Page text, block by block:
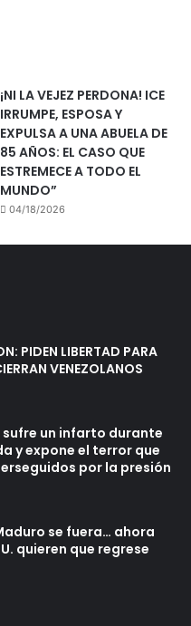
¡NI LA VEJEZ PERDONA! ICE
IRRUMPE, ESPOSA Y
EXPULSA A UNA ABUELA DE
85 AÑOS: EL CASO QUE
ESTREMECE A TODO EL
MUNDO”
04/18/2026
PIDEN LIBERTAD PARA
VENEZOLANOS
un infarto durante
y expone el terror que
por la presión
se fuera… ahora
quieren que regrese